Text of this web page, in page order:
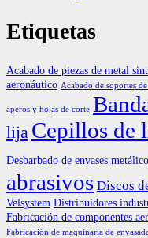
Etiquetas
Acabado de piezas de metal
aeronáutico Acabado de soportes
aperos y hojas de corte
lija Cepillos de
Desbarbado de envases
abrasivos Discos
Velsystem Distribuidores
Fabricación de componentes
Fabricación de maquinaria de